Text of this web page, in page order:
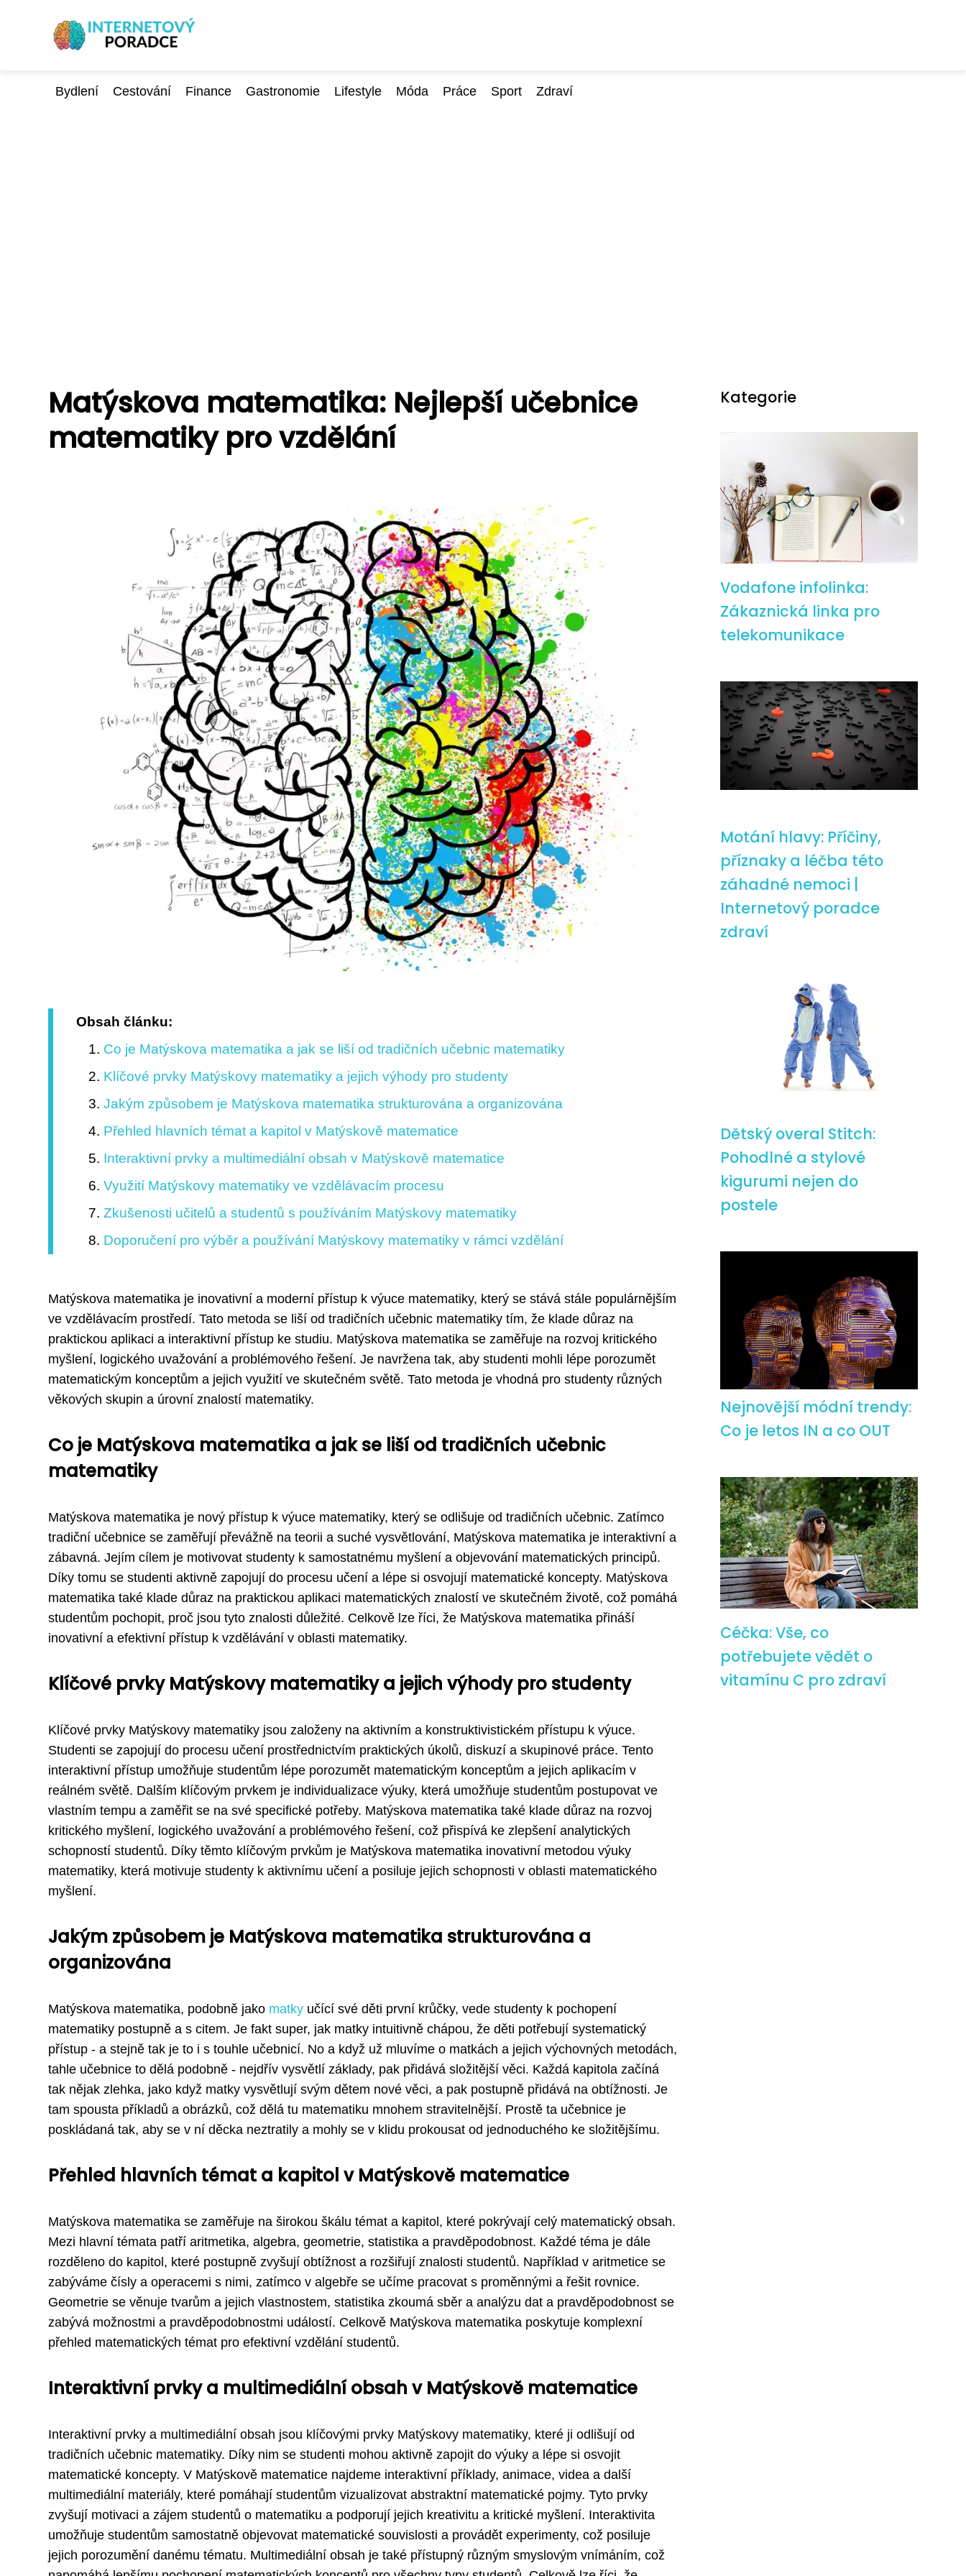
Bydlení Cestování Finance Gastronomie Lifestyle Móda Práce Sport Zdraví
Matýskova matematika: Nejlepší učebnice
matematiky pro vzdělání
Obsah článku:
Co je Matýskova matematika a jak se liší od tradičních učebnic matematiky
Klíčové prvky Matýskovy matematiky a jejich výhody pro studenty
Jakým způsobem je Matýskova matematika strukturována a organizována
Přehled hlavních témat a kapitol v Matýskově matematice
Interaktivní prvky a multimediální obsah v Matýskově matematice
Využití Matýskovy matematiky ve vzdělávacím procesu
Zkušenosti učitelů a studentů s používáním Matýskovy matematiky
Doporučení pro výběr a používání Matýskovy matematiky v rámci vzdělání
Matýskova matematika je inovativní a moderní přístup k výuce matematiky, který se stává stále populárnějším
ve vzdělávacím prostředí. Tato metoda se liší od tradičních učebnic matematiky tím, že klade důraz na
praktickou aplikaci a interaktivní přístup ke studiu. Matýskova matematika se zaměřuje na rozvoj kritického
myšlení, logického uvažování a problémového řešení. Je navržena tak, aby studenti mohli lépe porozumět
matematickým konceptům a jejich využití ve skutečném světě. Tato metoda je vhodná pro studenty různých
věkových skupin a úrovní znalostí matematiky.
Co je Matýskova matematika a jak se liší od tradičních učebnic
matematiky
Matýskova matematika je nový přístup k výuce matematiky, který se odlišuje od tradičních učebnic. Zatímco
tradiční učebnice se zaměřují převážně na teorii a suché vysvětlování, Matýskova matematika je interaktivní a
zábavná. Jejím cílem je motivovat studenty k samostatnému myšlení a objevování matematických principů.
Díky tomu se studenti aktivně zapojují do procesu učení a lépe si osvojují matematické koncepty. Matýskova
matematika také klade důraz na praktickou aplikaci matematických znalostí ve skutečném životě, což pomáhá
studentům pochopit, proč jsou tyto znalosti důležité. Celkově lze říci, že Matýskova matematika přináší
inovativní a efektivní přístup k vzdělávání v oblasti matematiky.
Klíčové prvky Matýskovy matematiky a jejich výhody pro studenty
Klíčové prvky Matýskovy matematiky jsou založeny na aktivním a konstruktivistickém přístupu k výuce.
Studenti se zapojují do procesu učení prostřednictvím praktických úkolů, diskuzí a skupinové práce. Tento
interaktivní přístup umožňuje studentům lépe porozumět matematickým konceptům a jejich aplikacím v
reálném světě. Dalším klíčovým prvkem je individualizace výuky, která umožňuje studentům postupovat ve
vlastním tempu a zaměřit se na své specifické potřeby. Matýskova matematika také klade důraz na rozvoj
kritického myšlení, logického uvažování a problémového řešení, což přispívá ke zlepšení analytických
schopností studentů. Díky těmto klíčovým prvkům je Matýskova matematika inovativní metodou výuky
matematiky, která motivuje studenty k aktivnímu učení a posiluje jejich schopnosti v oblasti matematického
myšlení.
Jakým způsobem je Matýskova matematika strukturována a
organizována
Matýskova matematika, podobně jako matky učící své děti první krůčky, vede studenty k pochopení
matematiky postupně a s citem. Je fakt super, jak matky intuitivně chápou, že děti potřebují systematický
přístup - a stejně tak je to i s touhle učebnicí. No a když už mluvíme o matkách a jejich výchovných metodách,
tahle učebnice to dělá podobně - nejdřív vysvětlí základy, pak přidává složitější věci. Každá kapitola začíná
tak nějak zlehka, jako když matky vysvětlují svým dětem nové věci, a pak postupně přidává na obtížnosti. Je
tam spousta příkladů a obrázků, což dělá tu matematiku mnohem stravitelnější. Prostě ta učebnice je
poskládaná tak, aby se v ní děcka neztratily a mohly se v klidu prokousat od jednoduchého ke složitějšímu.
Přehled hlavních témat a kapitol v Matýskově matematice
Matýskova matematika se zaměřuje na širokou škálu témat a kapitol, které pokrývají celý matematický obsah.
Mezi hlavní témata patří aritmetika, algebra, geometrie, statistika a pravděpodobnost. Každé téma je dále
rozděleno do kapitol, které postupně zvyšují obtížnost a rozšiřují znalosti studentů. Například v aritmetice se
zabýváme čísly a operacemi s nimi, zatímco v algebře se učíme pracovat s proměnnými a řešit rovnice.
Geometrie se věnuje tvarům a jejich vlastnostem, statistika zkoumá sběr a analýzu dat a pravděpodobnost se
zabývá možnostmi a pravděpodobnostmi událostí. Celkově Matýskova matematika poskytuje komplexní
přehled matematických témat pro efektivní vzdělání studentů.
Interaktivní prvky a multimediální obsah v Matýskově matematice
Interaktivní prvky a multimediální obsah jsou klíčovými prvky Matýskovy matematiky, které ji odlišují od
tradičních učebnic matematiky. Díky nim se studenti mohou aktivně zapojit do výuky a lépe si osvojit
matematické koncepty. V Matýskově matematice najdeme interaktivní příklady, animace, videa a další
multimediální materiály, které pomáhají studentům vizualizovat abstraktní matematické pojmy. Tyto prvky
zvyšují motivaci a zájem studentů o matematiku a podporují jejich kreativitu a kritické myšlení. Interaktivita
umožňuje studentům samostatně objevovat matematické souvislosti a provádět experimenty, což posiluje
jejich porozumění danému tématu. Multimediální obsah je také přístupný různým smyslovým vnímáním, což
Kategorie
Vodafone infolinka:
Zákaznická linka pro
telekomunikace
Motání hlavy: Příčiny,
příznaky a léčba této
záhadné nemoci |
Internetový poradce
zdraví
Dětský overal Stitch:
Pohodlné a stylové
kigurumi nejen do
postele
Nejnovější módní trendy:
Co je letos IN a co OUT
Céčka: Vše, co
potřebujete vědět o
vitamínu C pro zdraví